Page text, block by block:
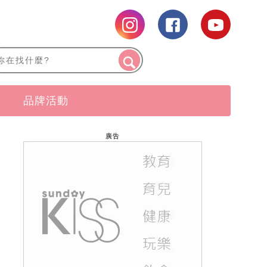
品牌活動
廣告